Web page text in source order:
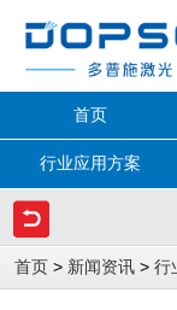
首页
行业应用方案
首页 > 新闻资讯 > 行